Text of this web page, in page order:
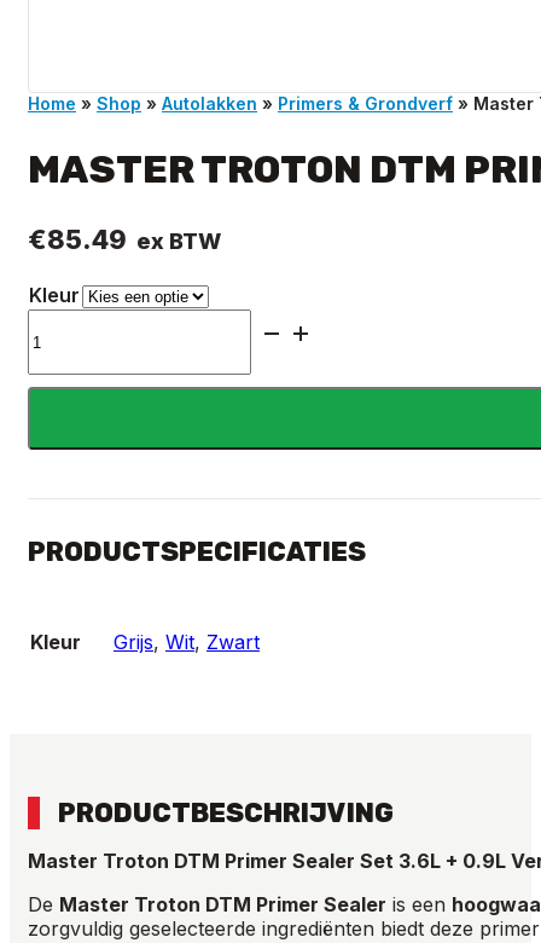
Home » Shop » Autolakken » Primers & Grondverf » Master
MASTER TROTON DTM
€85.49 ex BTW
Kleur
Troton
DTM
Primer
Set
verharder
aantal
PRODUCTSPECIFICATIES
Kleur Grijs, Wit, Zwart
PRODUCTBESCHRIJVING
Master Troton DTM Primer Sealer Set 3.6L + 0.9L
De Master Troton DTM Primer Sealer is een
zorgvuldig geselecteerde ingrediënten biedt deze